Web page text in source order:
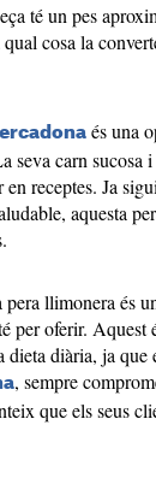
té un pes
cosa la
és una
seva carn sucosa
receptes. Ja
aquesta
llimonera és
per oferir. Aquest
diària, ja que
, sempre
que els seus